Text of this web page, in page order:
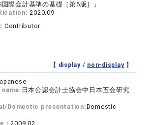
国際会計基準の基礎［第6版］』
2020.09
Contributor
【 display / non-display】
日本公認会計士協会中日本五会研究
Domestic presentation:Domestic
：2009.02